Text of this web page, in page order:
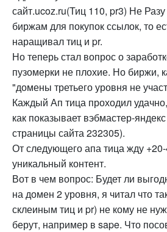
сайт.ucoz.ru(Тиц 110, pr3) Не
биржам для покупок ссылок, то
наращивал тиц и pr.
Но теперь стал вопрос о
пузомерки не плохие. Но биржи,
"домены третьего уровня не
Каждый Ап тица проходил
как показывает вэбмастер-
страницы сайта 232305).
От следующего апа тица жду
уникальный контент.
Вот в чем вопрос: Будет ли
на домен 2 уровня, я читал что
склеиным тиц и pr) не кому не
берут, например в sape. Что